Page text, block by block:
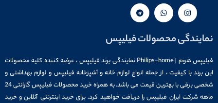
نمایندگی محصولات فیلیپس
فیلیپس هوم | Philips-home نمایندگی برند فیلیپس ، عرضه کننده کلیه محصولات
این برند با کیفیت ، از جمله انواع لوازم خانه و آشپزخانه فیلیپس و لوازم بهداشتی و
شخصی برقی با بهترین قیمت می باشد. به همراه خرید محصولات فیلیپس گارانتی 24
ماهه شرکت ایران فیلیپس را دریافت خواهید کرد. برای خرید اینترنتی آنلاین و خرید